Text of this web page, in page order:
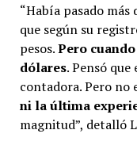
“Había pasado
que según su
pesos.Pero
dólares. Pensó
contadora. Pero no
ni la última
magnitud”, detalló